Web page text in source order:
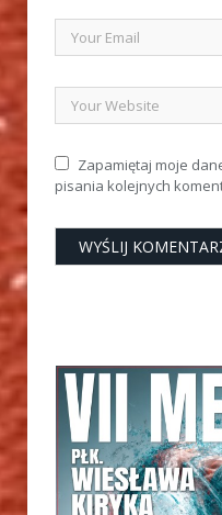
Zapamiętaj moje
pisania kolejnych